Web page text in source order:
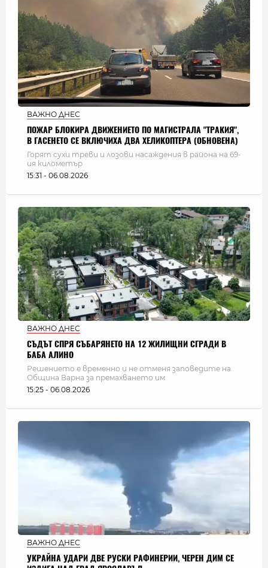
ВАЖНО ДНЕС
ПОЖАР БЛОКИРА ДВИЖЕНИЕТО ПО МАГИСТРАЛА "ТРАКИЯ",
В ГАСЕНЕТО СЕ ВКЛЮЧИХА ДВА ХЕЛИКОПТЕРА (ОБНОВЕНА)
Горят сухи треви и лозови насаждения в района на 69-
ия километър
15:31 - 06.08.2026
ВАЖНО ДНЕС
СЪДЪТ СПРЯ СЪБАРЯНЕТО НА 12 ЖИЛИЩНИ СГРАДИ В
БАБА АЛИНО
Решението е временно и не отменя заповедите на
Община Варна за премахването им
15:25 - 06.08.2026
ВАЖНО ДНЕС
УКРАЙНА УДАРИ ДВЕ РУСКИ РАФИНЕРИИ, ЧЕРЕН ДИМ СЕ